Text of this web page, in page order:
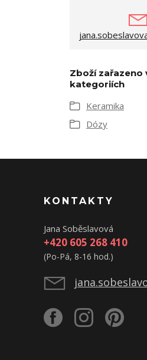
Zboží zařazeno
kategoriích
Keramika
Dózy
KONTAKTY
Jana Soběslavová
+420 605 268 410
(Po-Pá, 8-16 hod.)